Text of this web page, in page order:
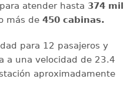
atender hasta 374 mil
más de 450 cabinas.
para 12 pasajeros y
a una velocidad de 23.4
aproximadamente